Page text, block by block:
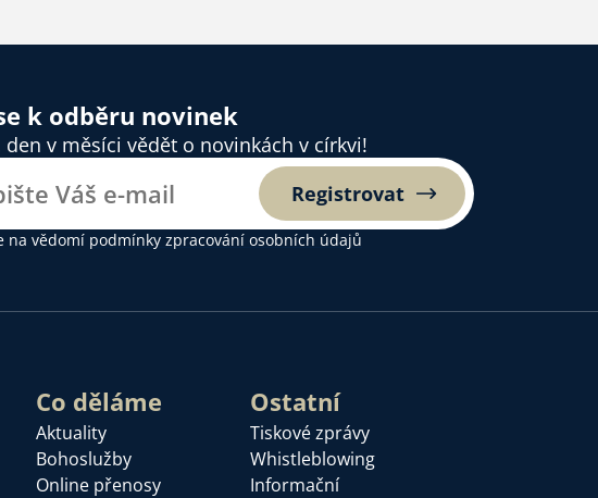
k odběru novinek
den v měsíci vědět o novinkách v církvi!
Registrovat
na vědomí podmínky zpracování osobních údajů
Co děláme
Aktuality
Bohoslužby
Online přenosy
Ostatní
Tiskové zprávy
Whistleblowing
Informační